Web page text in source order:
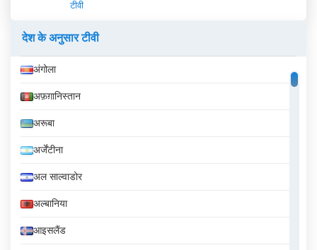
टीवी
देश के अनुसार टीवी
अंगोला
अफ़ग़ानिस्तान
अरूबा
अर्जेंटीना
अल साल्वाडोर
अल्बानिया
आइसलैंड